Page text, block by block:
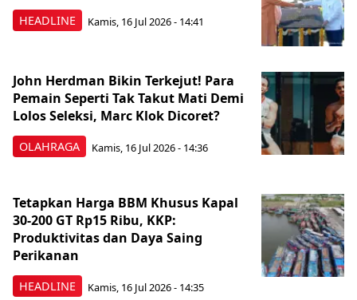
HEADLINE Kamis, 16 Jul 2026 - 14:41
OLAHRAGA
John Herdman Bikin Terkejut! Para
Pemain Seperti Tak Takut Mati Demi
Lolos Seleksi, Marc Klok Dicoret?
Kamis, 16 Jul 2026 - 14:36
HEADLINE
Tetapkan Harga BBM Khusus Kapal
30-200 GT Rp15 Ribu, KKP:
Produktivitas dan Daya Saing
Perikanan
Kamis, 16 Jul 2026 - 14:35